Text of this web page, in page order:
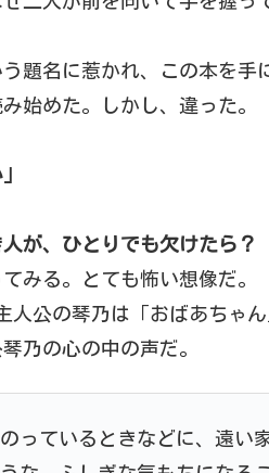
題名に惹かれ、この本を手
始めた。しかし、違った。
が、ひとりでも欠けたら？
みる。とても怖い想像だ。
人公の琴乃は「おばあちゃん
乃の心の中の声だ。
っているときなどに、遠い